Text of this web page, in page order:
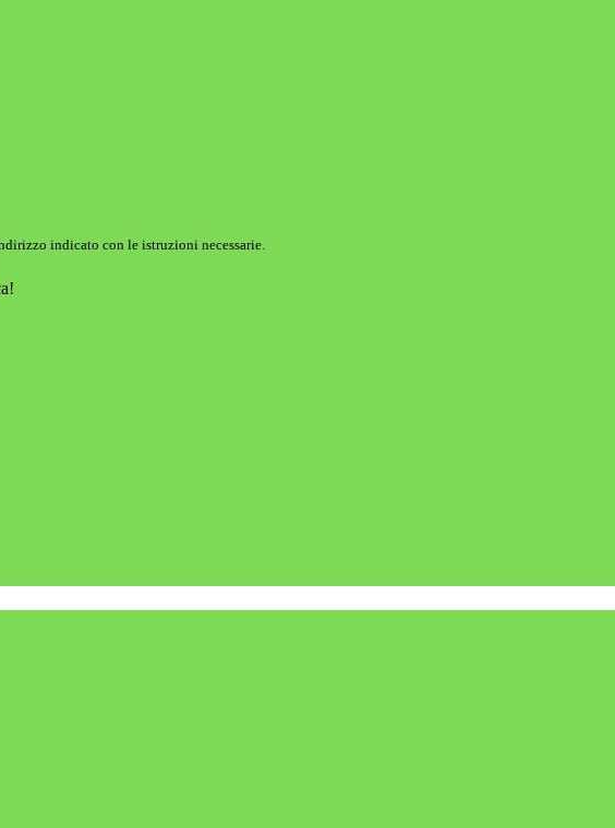
indicato con le istruzioni necessarie.